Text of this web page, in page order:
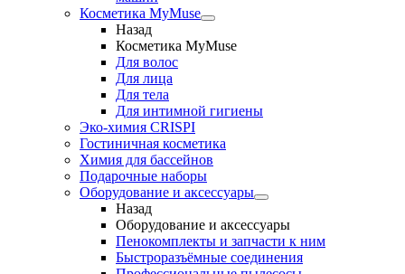
Косметика MyMuse
Назад
Косметика MyMuse
Для волос
Для лица
Для тела
Для интимной гигиены
Эко-химия CRISPI
Гостиничная косметика
Химия для бассейнов
Подарочные наборы
Оборудование и аксессуары
Назад
Оборудование и аксессуары
Пенокомплекты и запчасти к ним
Быстроразъёмные соединения